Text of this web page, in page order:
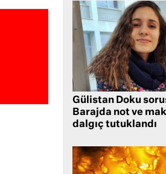
Gülistan Doku
Barajda not ve
dalgıç tutuklandı